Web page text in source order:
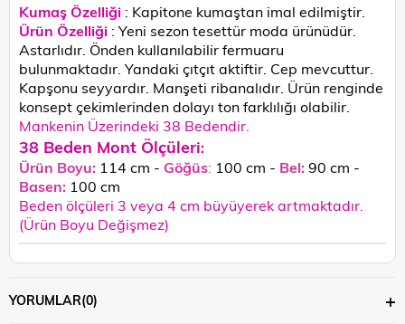
Kumaş Özelliği : Kapitone kumaştan imal edilmiştir.
Ürün Özelliği : Yeni sezon tesettür moda ürünüdür.
Astarlıdır. Önden kullanılabilir fermuaru
bulunmaktadır. Yandaki çıtçıt aktiftir. Cep mevcuttur.
Kapşonu seyyardır. Manşeti ribanalıdır. Ürün renginde
konsept çekimlerinden dolayı ton farklılığı olabilir.
Mankenin Üzerindeki 38 Bedendir.
38 Beden Mont Ölçüleri:
Ürün Boyu: 114 cm - Göğüs: 100 cm - Bel:90 cm -
Basen: 100 cm
Beden ölçüleri 3 veya 4 cm büyüyerek artmaktadır.
(Ürün Boyu Değişmez)
YORUMLAR(0)